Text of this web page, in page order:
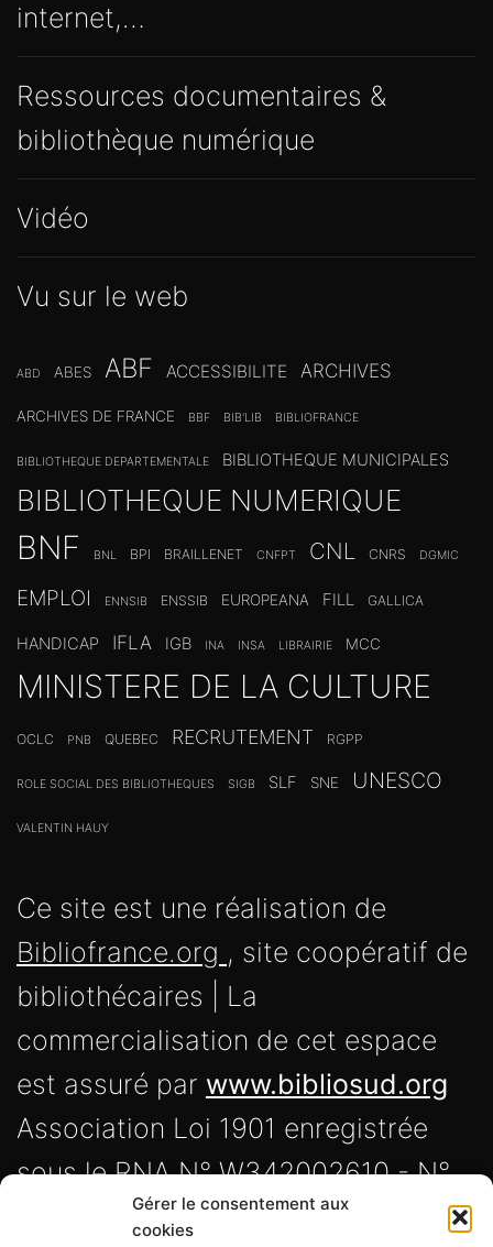
Gérer le consentement aux
cookies
internet,…
Ressources documentaires &
bibliothèque numérique
Vidéo
Vu sur le web
ABD ABES ABF ACCESSIBILITE ARCHIVES
ARCHIVES DE FRANCE BBF BIB'LIB BIBLIOFRANCE
BIBLIOTHEQUE DEPARTEMENTALE BIBLIOTHEQUE MUNICIPALES
BIBLIOTHEQUE NUMERIQUE
BNF BNL BPI BRAILLENET CNFPT CNL CNRS DGMIC
EMPLOI ENNSIB ENSSIB EUROPEANA FILL GALLICA
HANDICAP IFLA IGB INA INSA LIBRAIRIE MCC
MINISTERE DE LA CULTURE
OCLC PNB QUEBEC RECRUTEMENT RGPP
ROLE SOCIAL DES BIBLIOTHEQUES SIGB SLF SNE UNESCO
VALENTIN HAUY
Ce site est une réalisation de
Bibliofrance.org , site coopératif de
bibliothécaires | La
commercialisation de cet espace
est assuré par www.bibliosud.org
Association Loi 1901 enregistrée
sous le RNA N° W342002610 - N°
Siret 838 720 191 00017 -